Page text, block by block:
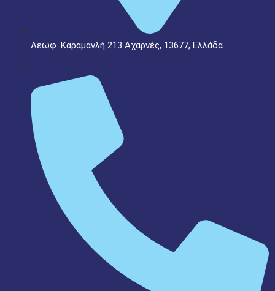
Λεωφ. Καραμανλή 213 Αχαρνές, 13677, Ελλάδα